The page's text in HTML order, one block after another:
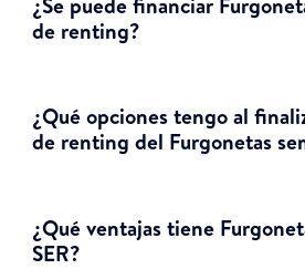
de renting?
¿Qué opciones tengo al
de renting del Furgonetas
¿Qué ventajas tiene
SER?